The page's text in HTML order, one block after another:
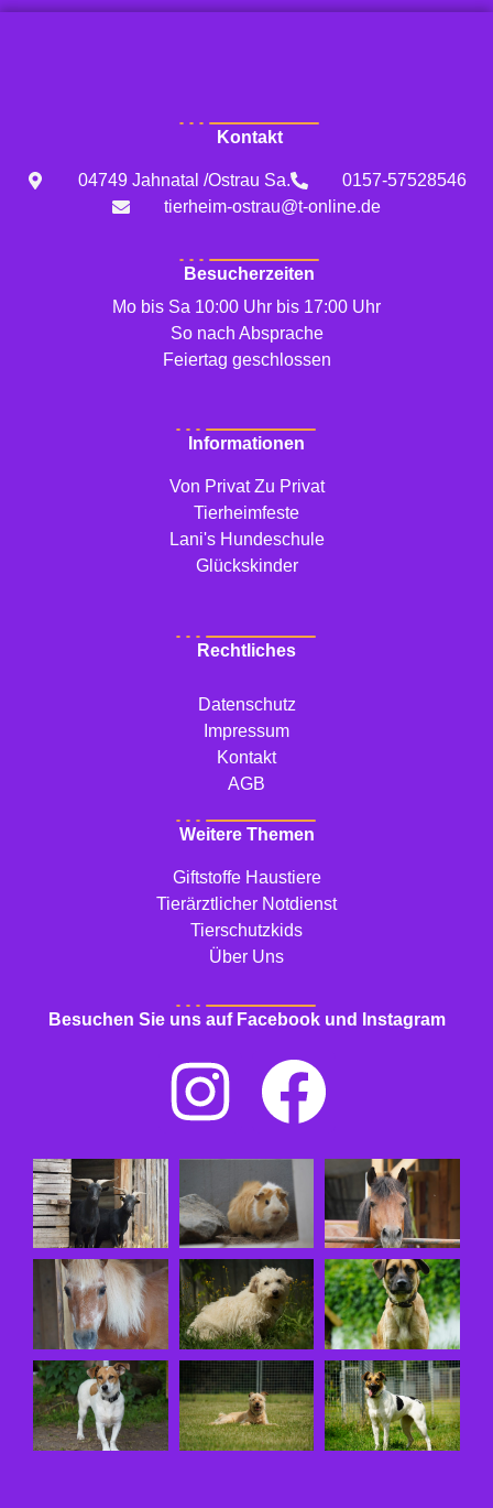
Kontakt
04749 Jahnatal /Ostrau Sa.
0157-57528546
tierheim-ostrau@t-online.de
Besucherzeiten
Mo bis Sa 10:00 Uhr bis 17:00 Uhr
So nach Absprache
Feiertag geschlossen
Informationen
Von Privat Zu Privat
Tierheimfeste
Lani's Hundeschule
Glückskinder
Rechtliches
Datenschutz
Impressum
Kontakt
AGB
Weitere Themen
Giftstoffe Haustiere
Tierärztlicher Notdienst
Tierschutzkids
Über Uns
Besuchen Sie uns auf Facebook und Instagram